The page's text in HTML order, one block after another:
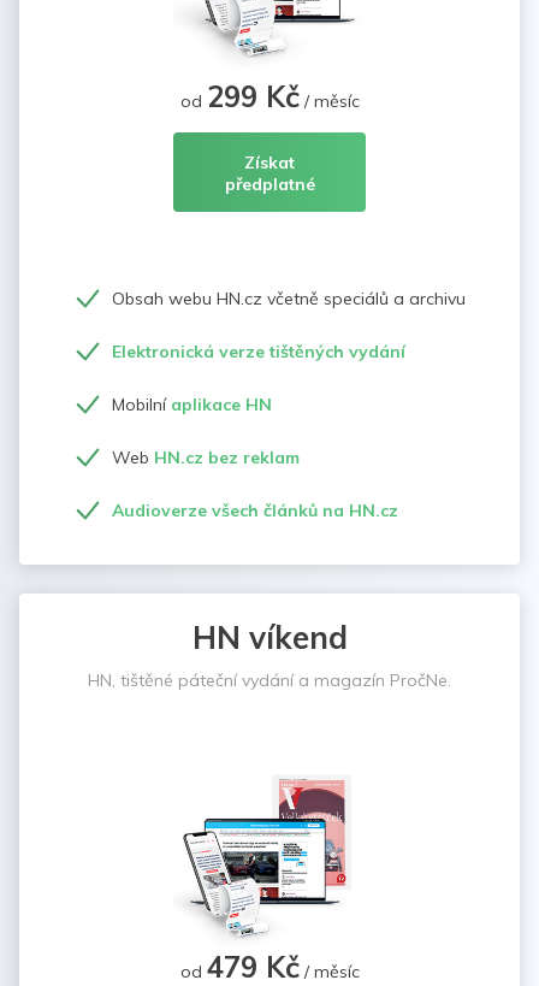
od 299 Kč/ měsíc
Získat
předplatné
Obsah webu HN.cz včetně speciálů a archivu
Elektronická verze tištěných vydání
Mobilní aplikace HN
Web HN.cz bez reklam
Audioverze všech článků na HN.cz
HN víkend
HN, tištěné páteční vydání a magazín PročNe.
od 479 Kč/ měsíc